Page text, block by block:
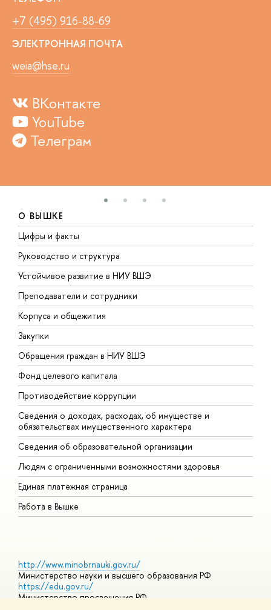
+7 (495) 916-88-69
ЭЛЕКТРОННАЯ ПОЧТА
weia@hse.ru
ВКонтакте
YouTube
Телеграм
О ВЫШКЕ
Цифры и факты
Руководство и структура
Устойчивое развитие в НИУ ВШЭ
Преподаватели и сотрудники
Корпуса и общежития
Закупки
Обращения граждан в НИУ ВШЭ
Фонд целевого капитала
Противодействие коррупции
Сведения о доходах, расходах, об имуществе и
обязательствах имущественного характера
Сведения об образовательной организации
Людям с ограниченными возможностями здоровья
Единая платежная страница
Работа в Вышке
http://www.minobrnauki.gov.ru/
Министерство науки и высшего образования РФ
https://edu.gov.ru/
Министерство просвещения РФ